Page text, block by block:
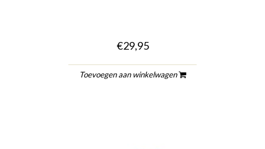
€29,95
Toevoegen aan winkelwagen